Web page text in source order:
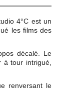
4°C est un
les films des
décalé. Le
à tour intrigué,
renversant le